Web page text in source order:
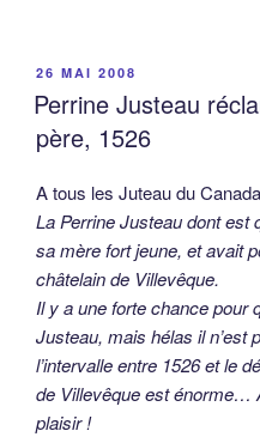
PUBLIÉ
LE
26 MAI 2008
Perrine Justeau
père, 1526
A tous les Juteau du
La Perrine Justeau dont est
sa mère fort jeune, et avait
châtelain de Villevêque.
Il y a une forte chance pour
Justeau, mais hélas il n’est
l’intervalle entre 1526 et le
de Villevêque est énorme…
plaisir !